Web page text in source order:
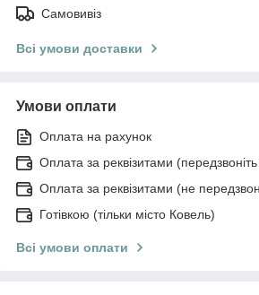
Самовивіз
Всі умови доставки
Умови оплати
Оплата на рахунок
Оплата за реквізитами
Оплата за реквізитами (не
Готівкою (тільки місто Ковель)
Всі умови оплати